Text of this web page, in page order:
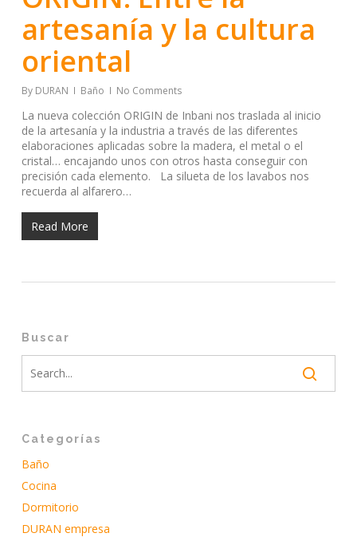
artesanía y la cultura
oriental
By DURAN Baño No Comments
La nueva colección ORIGIN de Inbani nos traslada al inicio
de la artesanía y la industria a través de las diferentes
elaboraciones aplicadas sobre la madera, el metal o el
cristal… encajando unos con otros hasta conseguir con
precisión cada elemento. La silueta de los lavabos nos
recuerda al alfarero…
Read More
Buscar
Categorías
Baño
Cocina
Dormitorio
DURAN empresa